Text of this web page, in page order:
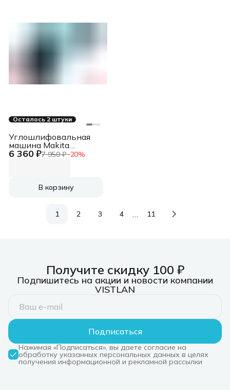
Осталось 2 штуки
6 360 ₽7 950 ₽−20%
Углошлифовальная
машина Makita
GA4530R 720Вт
В корзину
1 2 3 4 11
Получите скидку 100 ₽
Подпишитесь на акции и новости компании
VISTLAN
Подписаться
Нажимая «Подписаться», вы даете согласие на
обработку указанных персональных данных в целях
получения информационной и рекламной рассылки